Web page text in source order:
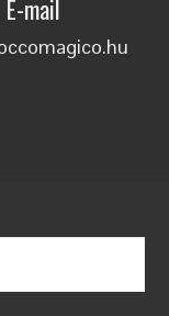
E-mail